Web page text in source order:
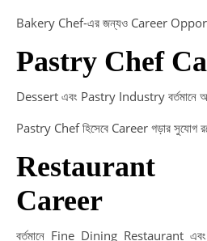
Bakery Chef-এর জন্যও Career
Pastry Chef
Dessert এবং Pastry Industry বর্তমানে
Pastry Chef হিসেবে Career গড়ার সুযোগ
Career
বর্তমানে Fine Dining Restaurant